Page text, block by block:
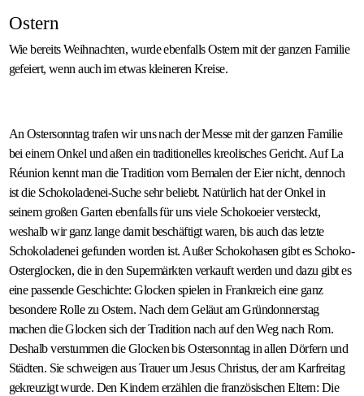
Ostern
Wie bereits Weihnachten, wurde ebenfalls Ostern mit der ganzen Familie
gefeiert, wenn auch im etwas kleineren Kreise.
An Ostersonntag trafen wir uns nach der Messe mit der ganzen Familie
bei einem Onkel und aßen ein traditionelles kreolisches Gericht. Auf La
Réunion kennt man die Tradition vom Bemalen der Eier nicht, dennoch
ist die Schokoladenei-Suche sehr beliebt. Natürlich hat der Onkel in
seinem großen Garten ebenfalls für uns viele Schokoeier versteckt,
weshalb wir ganz lange damit beschäftigt waren, bis auch das letzte
Schokoladenei gefunden worden ist. Außer Schokohasen gibt es Schoko-
Osterglocken, die in den Supermärkten verkauft werden und dazu gibt es
eine passende Geschichte: Glocken spielen in Frankreich eine ganz
besondere Rolle zu Ostern. Nach dem Geläut am Gründonnerstag
machen die Glocken sich der Tradition nach auf den Weg nach Rom.
Deshalb verstummen die Glocken bis Ostersonntag in allen Dörfern und
Städten. Sie schweigen aus Trauer um Jesus Christus, der am Karfreitag
gekreuzigt wurde. Den Kindern erzählen die französischen Eltern: Die